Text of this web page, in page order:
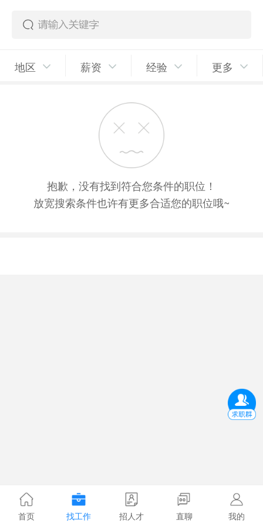
地区 薪资 经验 更多
抱歉，没有找到符合您条件的职位！
放宽搜索条件也许有更多合适您的职位哦~
首页 找工作 招人才 直聊 我的